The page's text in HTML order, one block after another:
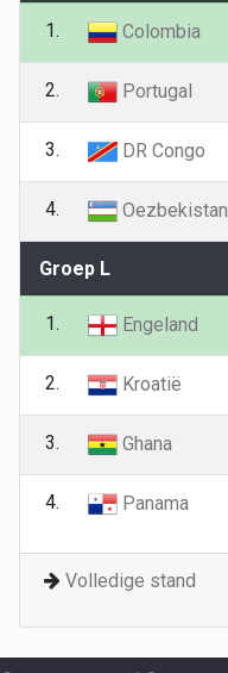
1. Colombia
2. Portugal
3. DR Congo
4. Oezbekistan
Groep L
1. Engeland
2. Kroatië
3. Ghana
4. Panama
Volledige stand